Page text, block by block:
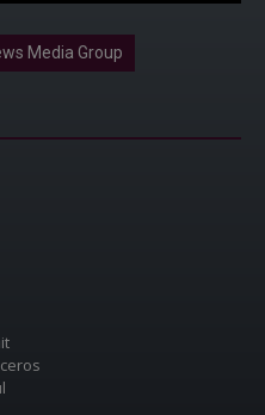
Media Group